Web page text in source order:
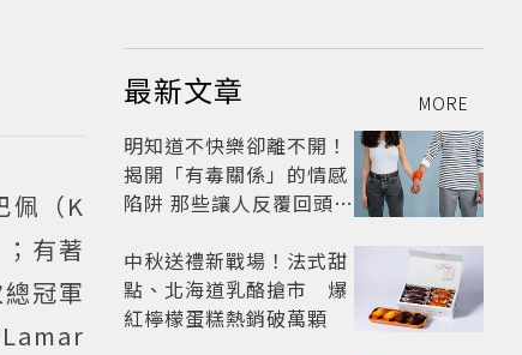
佩（K
有著
冠軍
最新文章 MORE
明知道不快樂卻離不開！
揭開「有毒關係」的情感
陷阱 那些讓人反覆回頭的
戒？
中秋送禮新戰場！法式甜
點、北海道乳酪搶市 爆
紅檸檬蛋糕熱銷破萬顆